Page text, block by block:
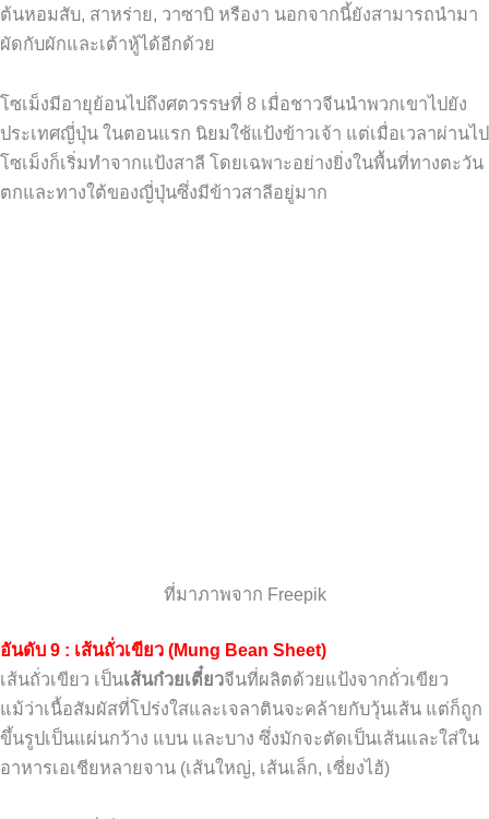
ต้นหอมสับ, สาหร่าย, วาซาบิ หรืองา นอกจากนี้ยังสามารถนำมา
ผัดกับผักและเต้าหู้ได้อีกด้วย
โซเม็งมีอายุย้อนไปถึงศตวรรษที่ 8 เมื่อชาวจีนนำพวกเขาไปยัง
ประเทศญี่ปุ่น ในตอนแรก นิยมใช้แป้งข้าวเจ้า แต่เมื่อเวลาผ่านไป
โซเม็งก็เริ่มทำจากแป้งสาลี โดยเฉพาะอย่างยิ่งในพื้นที่ทางตะวัน
ตกและทางใต้ของญี่ปุ่นซึ่งมีข้าวสาลีอยู่มาก
ที่มาภาพจาก Freepik
อันดับ 9 : เส้นถั่วเขียว (Mung Bean Sheet)
เส้นถั่วเขียว เป็นเส้นก๋วยเตี๋ยวจีนที่ผลิตด้วยแป้งจากถั่วเขียว
แม้ว่าเนื้อสัมผัสที่โปร่งใสและเจลาตินจะคล้ายกับวุ้นเส้น แต่ก็ถูก
ขึ้นรูปเป็นแผ่นกว้าง แบน และบาง ซึ่งมักจะตัดเป็นเส้นและใส่ใน
อาหารเอเชียหลายจาน (เส้นใหญ่, เส้นเล็ก, เซี่ยงไฮ้)